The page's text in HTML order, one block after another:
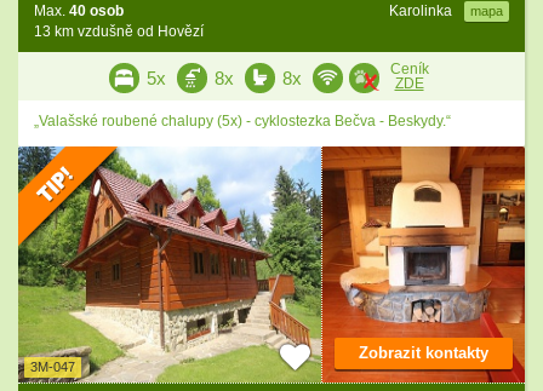
Karolinka mapa
Max. 40 osob
13 km vzdušně od Hovězí
5x 8x 8x
Ceník
ZDE
„Valašské roubené chalupy (5x) - cyklostezka Bečva - Beskydy.“
3M-047
Zobrazit kontakty